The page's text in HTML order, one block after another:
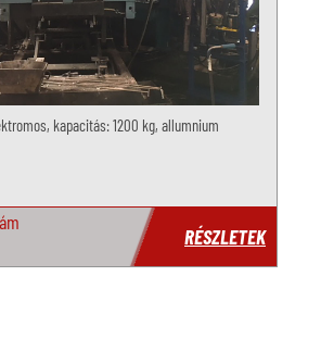
kapacitás: 1200 kg, allumnium
RÉSZLETEK